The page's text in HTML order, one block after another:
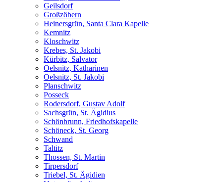
Geilsdorf
Großzöbern
Heinersgrün, Santa Clara Kapelle
Kemnitz
Kloschwitz
Krebes, St. Jakobi
Kürbitz, Salvator
Oelsnitz, Katharinen
Oelsnitz, St. Jakobi
Planschwitz
Posseck
Rodersdorf, Gustav Adolf
Sachsgrün, St. Ägidius
Schönbrunn, Friedhofskapelle
Schöneck, St. Georg
Schwand
Taltitz
Thossen, St. Martin
Tirpersdorf
Triebel, St. Ägidien